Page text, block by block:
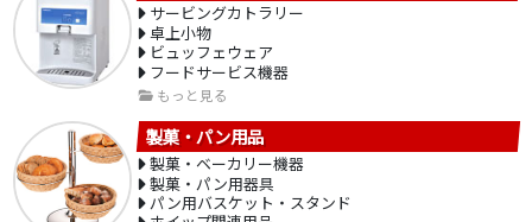
サービングカトラリー
卓上小物
ビュッフェウェア
フードサービス機器
もっと見る
製菓・パン用品
製菓・ベーカリー機器
製菓・パン用器具
パン用バスケット・スタンド